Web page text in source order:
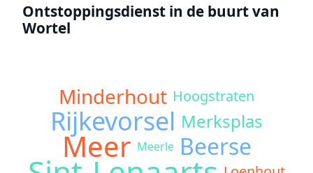
Ontstoppingsdienst in de buurt van
Wortel
Minderhout Hoogstraten
Rijkevorsel Merksplas
Meer Meerle Beerse